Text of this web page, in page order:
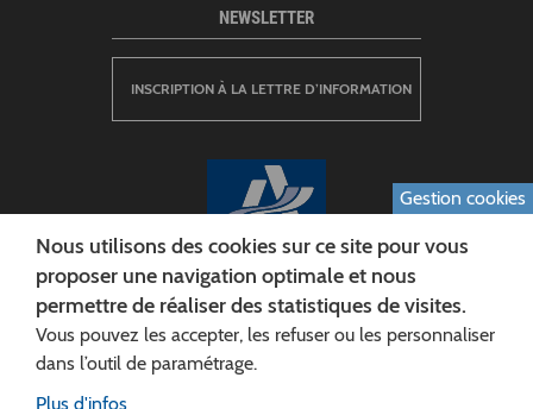
CONSEIL DÉPARTEMENTAL DE L'AISNE
Siège :
NEWSLETTER
INSCRIPTION À LA LETTRE D’INFORMATION
Gestion cookies
Nous utilisons des cookies sur ce site pour vous
proposer une navigation optimale et nous
permettre de réaliser des statistiques de visites.
Vous pouvez les accepter, les refuser ou les personnaliser
dans l’outil de paramétrage.
Plus d'infos